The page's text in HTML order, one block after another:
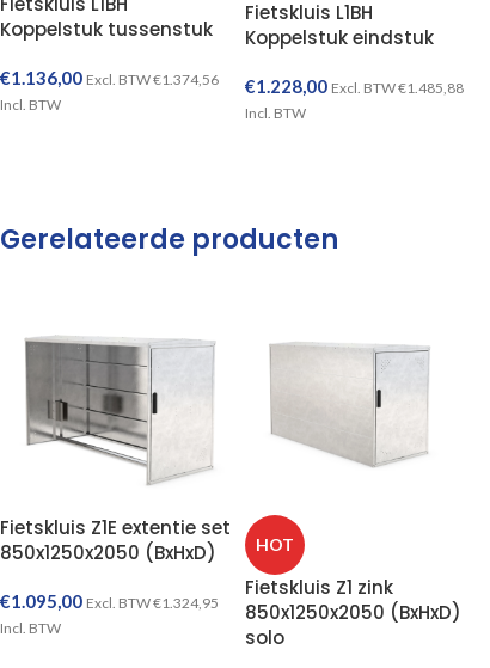
Koppelstuk tussenstuk
€1.136,00 Excl. BTW€1.374,56
Incl. BTW
Fietskluis L1BH
Koppelstuk eindstuk
€1.228,00 Excl. BTW€1.485,88
Incl. BTW
Gerelateerde producten
Fietskluis Z1E extentie set
850x1250x2050 (BxHxD)
€1.095,00 Excl. BTW€1.324,95
Incl. BTW
HOT
Fietskluis Z1 zink
850x1250x2050 (BxHxD)
solo